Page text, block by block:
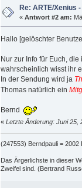
Re: ARTE/Xenius
«Antwort #2 am:
Hallo [gelöschter
Nur zur Info für Euch,
wahrscheinlich wisst ihr
In der Sendung wird ja
Thomas natürlich ein
Bernd
« Letzte Änderung: Juni 25,
(247553) Berndpauli = 2002
Das Ärgerlichste in dieser
Zweifel sind. (Bertrand